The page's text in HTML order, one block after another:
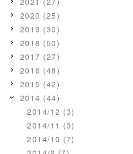
2020 (25)
2019 (30)
2018 (50)
2017 (27)
2016 (48)
2015 (42)
2014 (44)
2014/12 (3)
2014/11 (3)
2014/10 (7)